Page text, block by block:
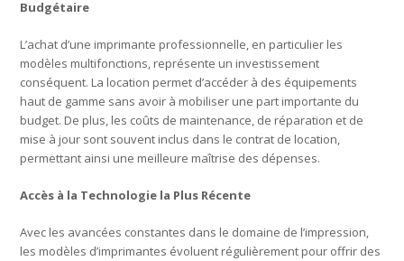
Budgétaire
L’achat d’une imprimante professionnelle, en particulier les
modèles multifonctions, représente un investissement
conséquent. La location permet d’accéder à des équipements
haut de gamme sans avoir à mobiliser une part importante du
budget. De plus, les coûts de maintenance, de réparation et de
mise à jour sont souvent inclus dans le contrat de location,
permettant ainsi une meilleure maîtrise des dépenses.
Accès à la Technologie la Plus Récente
Avec les avancées constantes dans le domaine de l’impression,
les modèles d’imprimantes évoluent régulièrement pour offrir des